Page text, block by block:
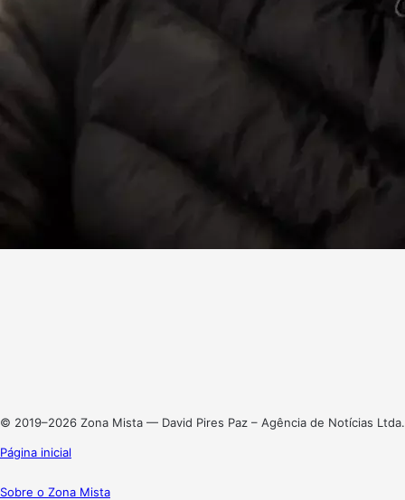
© 2019–2026 Zona Mista — David Pires Paz – Agência de Notícias Ltda.
Página inicial
Sobre o Zona Mista